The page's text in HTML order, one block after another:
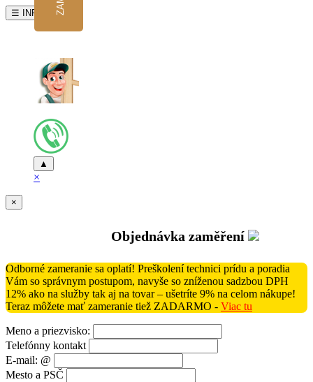
☰ INFO
▲
×
×
Objednávka zaměření
Odborné zameranie sa oplatí! Preškolení technici prídu a poradia
Vám so správnym postupom, navyše so zníženou sadzbou DPH
12% ako na služby tak aj na tovar – ušetríte 9% na celom nákupe!
Teraz môžete mať zameranie tiež ZADARMO - Viac tu
Meno a priezvisko:
Telefónny kontakt
E-mail: @
Mesto a PSČ